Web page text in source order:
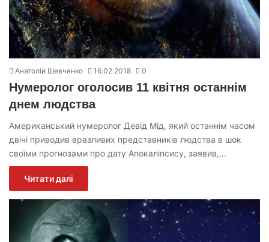
Анатолій Шевченко 16.02.2018 0
Нумеролог оголосив 11 квітня останнім
днем людства
Американський нумеролог Девід Мід, який останнім часом
двічі приводив вразливих представників людства в шок
своїми прогнозами про дату Апокаліпсису, заявив,…
Читати далі